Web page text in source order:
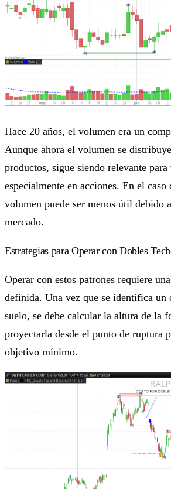
Hace 20 años, el volumen era un
Aunque ahora el volumen se
productos, sigue siendo relevante
especialmente en acciones. En el caso
volumen puede ser menos útil debido
mercado.
Estrategias para Operar con Dobles
Operar con estos patrones requiere
definida. Una vez que se identifica un
suelo, se debe calcular la altura de la
proyectarla desde el punto de ruptura
objetivo mínimo.